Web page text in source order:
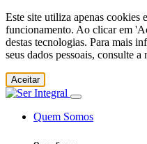
Este site utiliza apenas cookies
funcionamento. Ao clicar em
destas tecnologias. Para mais
seus dados pessoais, consulte a
Aceitar
Quem Somos